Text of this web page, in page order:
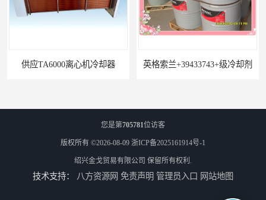
供应TA6000离心机冷却器 英格索兰+39433743+级冷却剂
您是第705781位访客
版权所有 ©2026-08-09 浙ICP备2025161914号-1
绍兴金戈贸易有限公司 保留所有权利.
技术支持： 八方资源网 免责声明 管理员入口 网站地图